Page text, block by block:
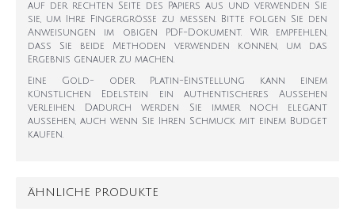
auf der rechten Seite des Papiers aus und verwenden Sie
sie, um Ihre Fingergröße zu messen. Bitte folgen Sie den
Anweisungen im obigen PDF-Dokument. Wir empfehlen,
dass Sie beide Methoden verwenden können, um das
Ergebnis genauer zu machen.
Eine Gold- oder Platin-Einstellung kann einem
künstlichen Edelstein ein authentischeres Aussehen
verleihen. Dadurch werden Sie immer noch elegant
aussehen, auch wenn Sie Ihren Schmuck mit einem Budget
kaufen.
ÄHNLICHE PRODUKTE